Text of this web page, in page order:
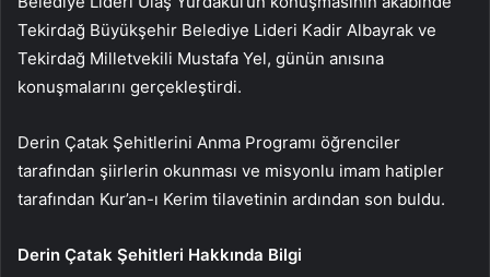
Tekirdağ Büyükşehir Belediye Lideri Kadir Albayrak ve
Tekirdağ Milletvekili Mustafa Yel, günün anısına
konuşmalarını gerçekleştirdi.
Derin Çatak Şehitlerini Anma Programı öğrenciler
tarafından şiirlerin okunması ve misyonlu imam hatipler
tarafından Kur’an-ı Kerim tilavetinin ardından son buldu.
Derin Çatak Şehitleri Hakkında Bilgi